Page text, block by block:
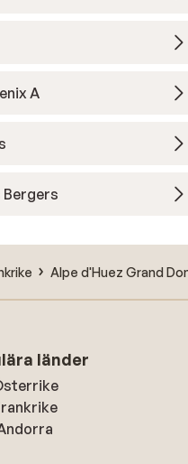
A
Bergers
Alpe d'Huez Grand
länder